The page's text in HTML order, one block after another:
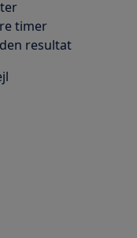
timer
resultat